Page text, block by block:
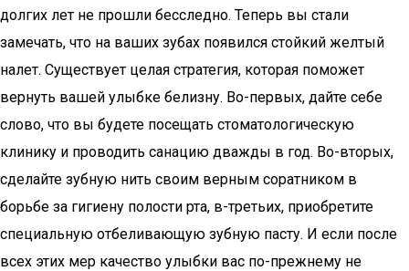
долгих лет не прошли бесследно. Теперь вы стали
замечать, что на ваших зубах появился стойкий желтый
налет. Существует целая стратегия, которая поможет
вернуть вашей улыбке белизну. Во-первых, дайте себе
слово, что вы будете посещать стоматологическую
клинику и проводить санацию дважды в год. Во-вторых,
сделайте зубную нить своим верным соратником в
борьбе за гигиену полости рта, в-третьих, приобретите
специальную отбеливающую зубную пасту. И если после
всех этих мер качество улыбки вас по-прежнему не